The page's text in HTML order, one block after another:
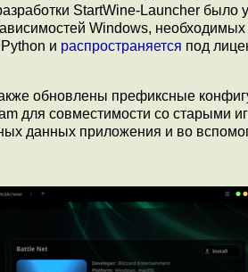
StartWine-Launcher было
Windows,
и распространяется под
обновлены префиксные
для совместимости со старыми
данных приложения и во